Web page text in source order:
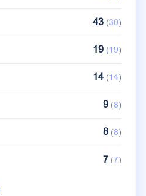
43 (30)
19 (19)
14 (14)
9 (8)
8 (8)
7 (7)